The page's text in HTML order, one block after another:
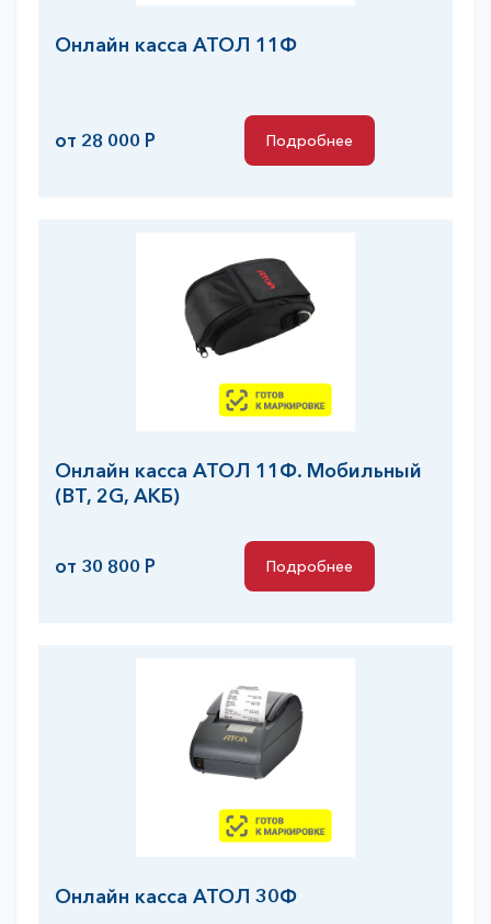
Онлайн касса АТОЛ 11Ф
от 28 000 Р Подробнее
Онлайн касса АТОЛ 11Ф. Мобильный
(BT, 2G, АКБ)
от 30 800 Р Подробнее
Онлайн касса АТОЛ 30Ф